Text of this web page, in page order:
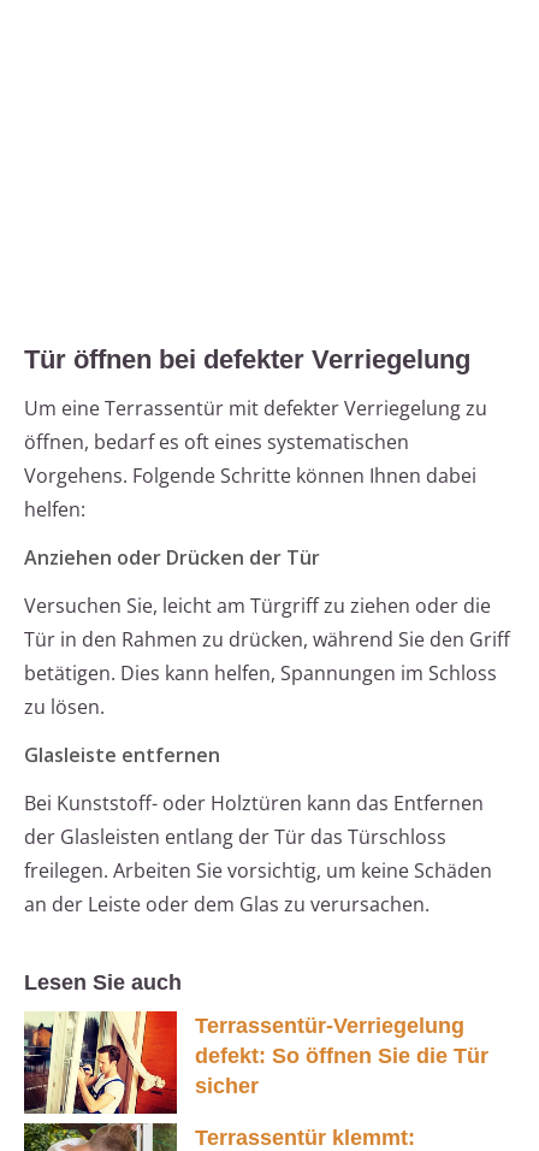
Tür öffnen bei defekter Verriegelung
Um eine Terrassentür mit defekter Verriegelung zu
öffnen, bedarf es oft eines systematischen
Vorgehens. Folgende Schritte können Ihnen dabei
helfen:
Anziehen oder Drücken der Tür
Versuchen Sie, leicht am Türgriff zu ziehen oder die
Tür in den Rahmen zu drücken, während Sie den Griff
betätigen. Dies kann helfen, Spannungen im Schloss
zu lösen.
Glasleiste entfernen
Bei Kunststoff- oder Holztüren kann das Entfernen
der Glasleisten entlang der Tür das Türschloss
freilegen. Arbeiten Sie vorsichtig, um keine Schäden
an der Leiste oder dem Glas zu verursachen.
Lesen Sie auch
Terrassentür-Verriegelung
defekt: So öffnen Sie die Tür
sicher
Terrassentür klemmt: